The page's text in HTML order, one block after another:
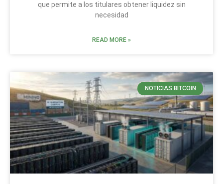
que permite a los titulares obtener liquidez sin
necesidad
READ MORE »
NOTICIAS BITCOIN